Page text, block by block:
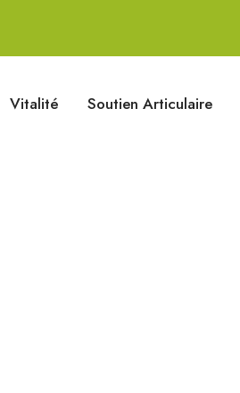
Vitalité Soutien Articulaire